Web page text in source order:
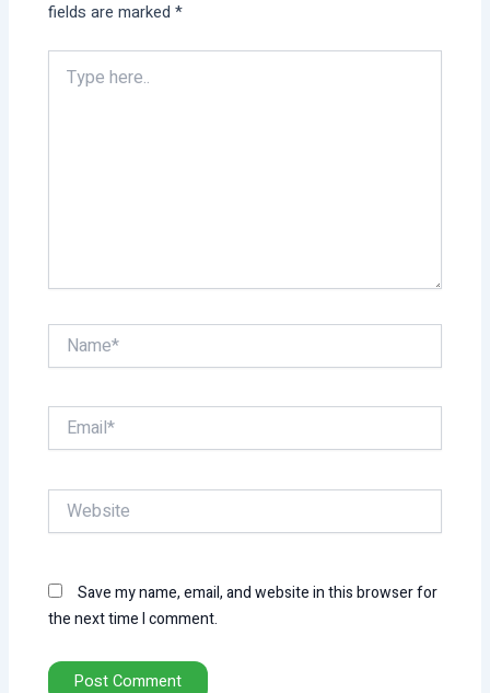
fields are marked*
here..
Name*
Email*
Website
Save my name, email, and website in this browser for
the next time I comment.